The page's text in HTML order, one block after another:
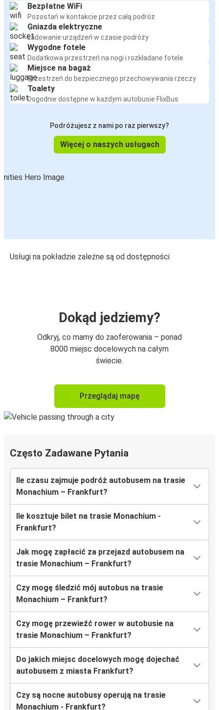
Bezpłatne WiFi
Pozostań w kontakcie przez całą podróż
Gniazda elektryczne
Ładowanie urządzeń w czasie podróży
Wygodne fotele
Dodatkowa przestrzeń na nogi i rozkładane fotele
Miejsce na bagaż
Przestrzeń do bezpiecznego przechowywania rzeczy
Toalety
Dogodnie dostępne w każdym autobusie FlixBus
Podróżujesz z nami po raz pierwszy?
Więcej o naszych usługach
Usługi na pokładzie zależne są od dostępności
Dokąd jedziemy?
Odkryj, co mamy do zaoferowania – ponad
8000 miejsc docelowych na całym
świecie.
Przeglądaj mapę
Często Zadawane Pytania
Ile czasu zajmuje podróż autobusem na trasie
Monachium – Frankfurt?
Ile kosztuje bilet na trasie Monachium -
Frankfurt?
Jak mogę zapłacić za przejazd autobusem na
trasie Monachium – Frankfurt?
Czy mogę śledzić mój autobus na trasie
Monachium – Frankfurt?
Czy mogę przewieźć rower w autobusie na
trasie Monachium – Frankfurt?
Do jakich miejsc docelowych mogę dojechać
autobusem z miasta Frankfurt?
Czy są nocne autobusy operują na trasie
Monachium - Frankfurt?